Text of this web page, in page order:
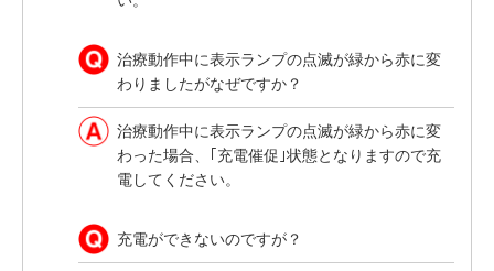
治療動作中に表示ランプの点滅が緑から赤に変
わりましたがなぜですか？
治療動作中に表示ランプの点滅が緑から赤に変
わった場合、｢充電催促｣状態となりますので充
電してください。
充電ができないのですが？